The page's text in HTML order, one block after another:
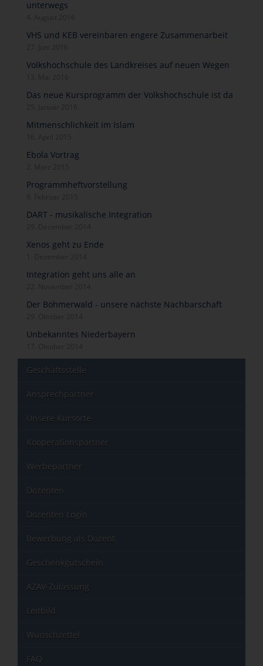
unterwegs
VHS und KEB vereinbaren engere Zusammenarbeit
Volkshochschule des Landkreises auf neuen Wegen
Das neue Kursprogramm der Volkshochschule ist da
Mitmenschlichkeit im Islam
Ebola Vortrag
Programmheftvorstellung
DART - musikalische Integration
Xenos geht zu Ende
Integration geht uns alle an
Der Böhmerwald - unsere nächste Nachbarschaft
Unbekanntes Niederbayern
Geschäftsstelle
Ansprechpartner
Unsere Kursorte
Kooperationspartner
Werbepartner
Dozenten
Dozenten Login
Bewerbung als Dozent
Geschenkgutschein
AZAV-Zulassung
Leitbild
Wunschzettel
FAQ